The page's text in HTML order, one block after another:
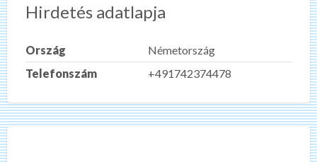
Hirdetés adatlapja
Ország
Németország
Telefonszám
+491742374478